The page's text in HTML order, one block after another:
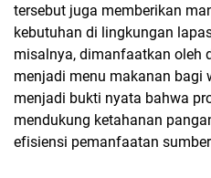
tersebut juga memberikan
kebutuhan di lingkungan
misalnya, dimanfaatkan oleh
menjadi menu makanan bagi
menjadi bukti nyata bahwa
mendukung ketahanan
efisiensi pemanfaatan